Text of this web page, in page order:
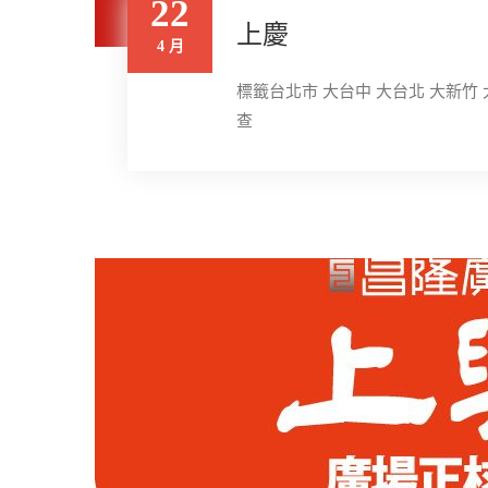
22
4 月 上慶
標籤台北市 大台中 大台北 大新竹
查